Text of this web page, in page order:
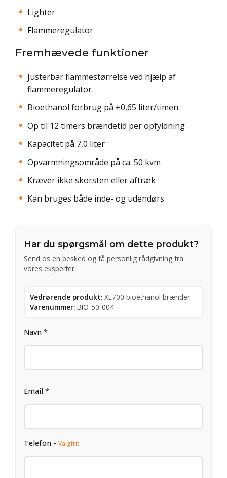
Lighter
Flammeregulator
Fremhævede funktioner
Justerbar flammestørrelse ved hjælp af
flammeregulator
Bioethanol forbrug på ±0,65 liter/timen
Op til 12 timers brændetid per opfyldning
Kapacitet på 7,0 liter
Opvarmningsområde på ca. 50 kvm
Kræver ikke skorsten eller aftræk
Kan bruges både inde- og udendørs
Har du spørgsmål om dette produkt?
Send os en besked og få personlig rådgivning fra
vores eksperter
Vedrørende produkt: XL700 bioethanol brænder
Varenummer: BIO-50-004
Navn *
Email *
Telefon - Valgfrit